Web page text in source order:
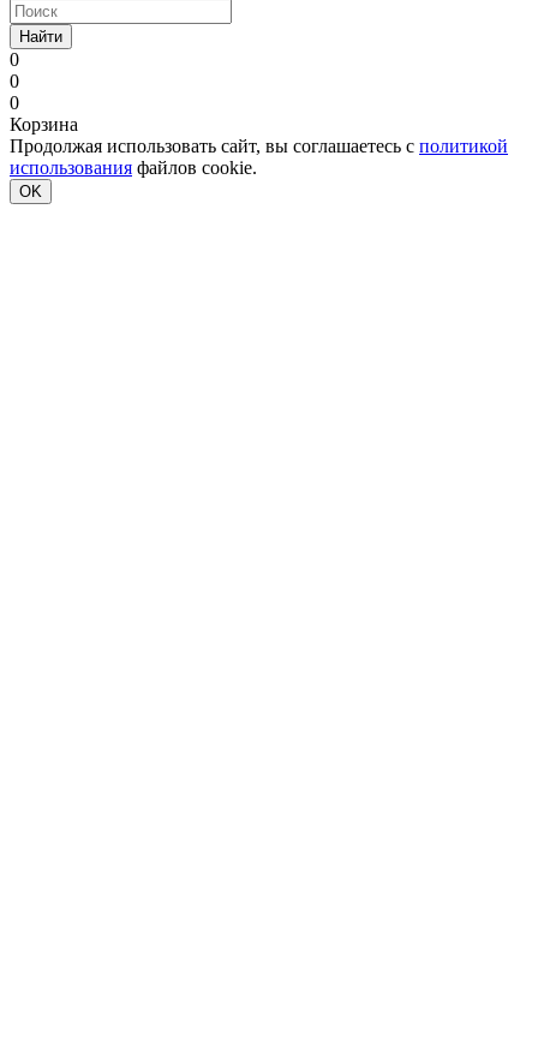
Найти
0
0
0
Корзина
Продолжая использовать сайт, вы соглашаетесь с политикой
использования файлов cookie.
OK